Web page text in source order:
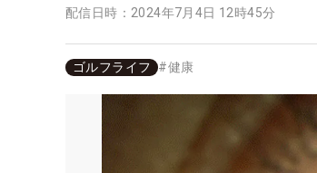
配信日時： 2024年7月4日 12時45分
ゴルフライフ #健康